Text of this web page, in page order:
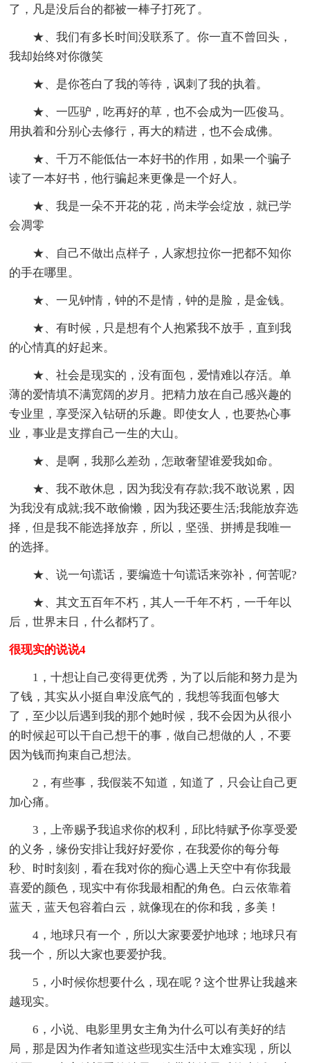
了，凡是没后台的都被一棒子打死了。
★、我们有多长时间没联系了。你一直不曾回头，
我却始终对你微笑
★、是你苍白了我的等待，讽刺了我的执着。
★、一匹驴，吃再好的草，也不会成为一匹俊马。
用执着和分别心去修行，再大的精进，也不会成佛。
★、千万不能低估一本好书的作用，如果一个骗子
读了一本好书，他行骗起来更像是一个好人。
★、我是一朵不开花的花，尚未学会绽放，就已学
会凋零
★、自己不做出点样子，人家想拉你一把都不知你
的手在哪里。
★、一见钟情，钟的不是情，钟的是脸，是金钱。
★、有时候，只是想有个人抱紧我不放手，直到我
的心情真的好起来。
★、社会是现实的，没有面包，爱情难以存活。单
薄的爱情填不满宽阔的岁月。把精力放在自己感兴趣的
专业里，享受深入钻研的乐趣。即使女人，也要热心事
业，事业是支撑自己一生的大山。
★、是啊，我那么差劲，怎敢奢望谁爱我如命。
★、我不敢休息，因为我没有存款;我不敢说累，因
为我没有成就;我不敢偷懒，因为我还要生活;我能放弃选
择，但是我不能选择放弃，所以，坚强、拼搏是我唯一
的选择。
★、说一句谎话，要编造十句谎话来弥补，何苦呢?
★、其文五百年不朽，其人一千年不朽，一千年以
后，世界末日，什么都朽了。
很现实的说说4
1，十想让自己变得更优秀，为了以后能和努力是为
了钱，其实从小挺自卑没底气的，我想等我面包够大
了，至少以后遇到我的那个她时候，我不会因为从很小
的时候起可以干自己想干的事，做自己想做的人，不要
因为钱而拘束自己想法。
2，有些事，我假装不知道，知道了，只会让自己更
加心痛。
3，上帝赐予我追求你的权利，邱比特赋予你享受爱
的义务，缘份安排让我好好爱你，在我爱你的每分每
秒、时时刻刻，看在我对你的痴心遇上天空中有你我最
喜爱的颜色，现实中有你我最相配的角色。白云依靠着
蓝天，蓝天包容着白云，就像现在的你和我，多美！
4，地球只有一个，所以大家要爱护地球；地球只有
我一个，所以大家也要爱护我。
5，小时候你想要什么，现在呢？这个世界让我越来
越现实。
6，小说、电影里男女主角为什么可以有美好的结
局，那是因为作者知道这些现实生活中太难实现，所以